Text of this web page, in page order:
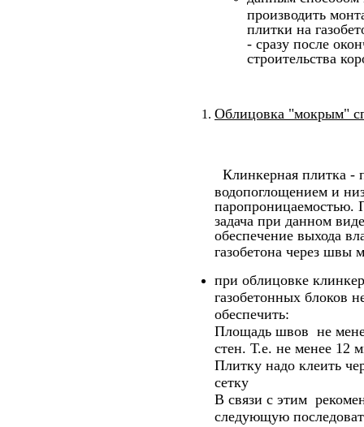
производить
плитки на
- сразу после
строительства
Облицовка "мокрым"
Клинкерная плитка -
водопоглощением и
паропроницаемостью.
задача при данном
обеспечение выхода
газобетона через швы
при облицовке
газобетонных блоков
обеспечить:
Площадь швов не
стен. Т.е. не менее 12
Плитку надо клеить
сетку
В связи с этим
следующую